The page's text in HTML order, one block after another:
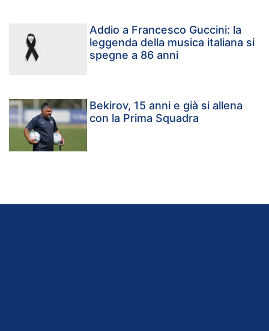
Addio a Francesco Guccini: la
leggenda della musica italiana si
spegne a 86 anni
Bekirov, 15 anni e già si allena
con la Prima Squadra